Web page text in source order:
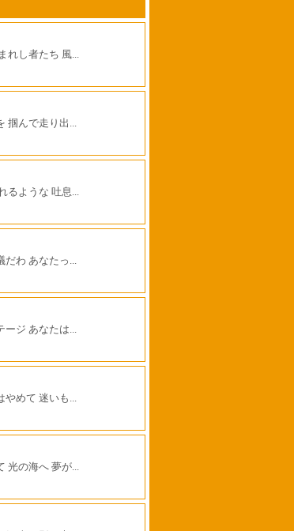
れし者たち 風...
掴んで走り出...
るような 吐息...
だわ あなたっ...
ージ あなたは...
やめて 迷いも...
光の海へ 夢が...